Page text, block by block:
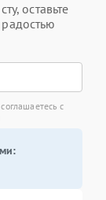
оставьте
с